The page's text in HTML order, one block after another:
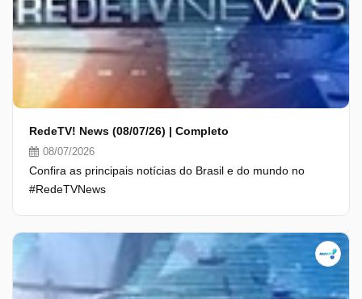
RedeTV! News (08/07/26) | Completo
08/07/2026
Confira as principais notícias do Brasil e do mundo no
#RedeTVNews